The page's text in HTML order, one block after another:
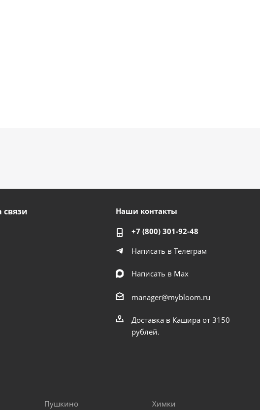
связи Наши контакты
+7 (800) 301-92-48
Написать в Телеграм
Написать в Мах
manager@mybloom.ru
Доставка в Кашира от 3150
рублей.
Пушкино
Химки